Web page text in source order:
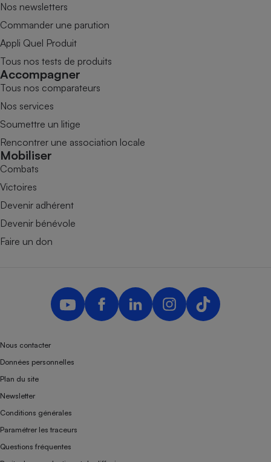
Nos newsletters
Commander une parution
Appli Quel Produit
Tous nos tests de produits
Accompagner
Tous nos comparateurs
Nos services
Soumettre un litige
Rencontrer une association locale
Mobiliser
Combats
Victoires
Devenir adhérent
Devenir bénévole
Faire un don
Nous contacter
Données personnelles
Plan du site
Newsletter
Conditions générales
Paramétrer les traceurs
Questions fréquentes